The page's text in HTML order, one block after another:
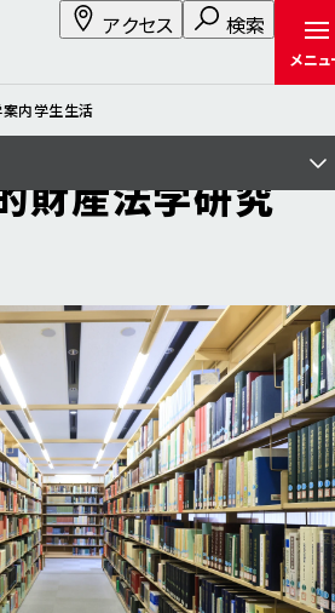
アクセス 検索
メニュ
案内学生生活
財産法学研究